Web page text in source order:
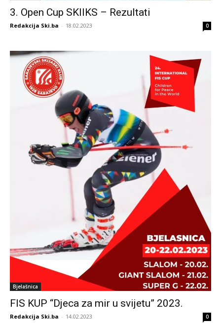
3. Open Cup SKIIKS – Rezultati
Redakcija Ski.ba - 18.02.2023 0
Bjelašnica
FIS KUP “Djeca za mir u svijetu” 2023.
Redakcija Ski.ba - 14.02.2023 0